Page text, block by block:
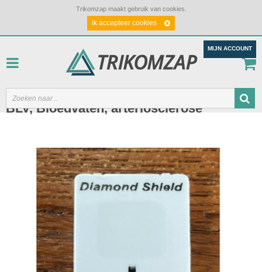
Trikomzap maakt gebruik van cookies.
ik accepteer cookies
MIJN ACCOUNT
BLV, Bloedvaten, arteriosclerose